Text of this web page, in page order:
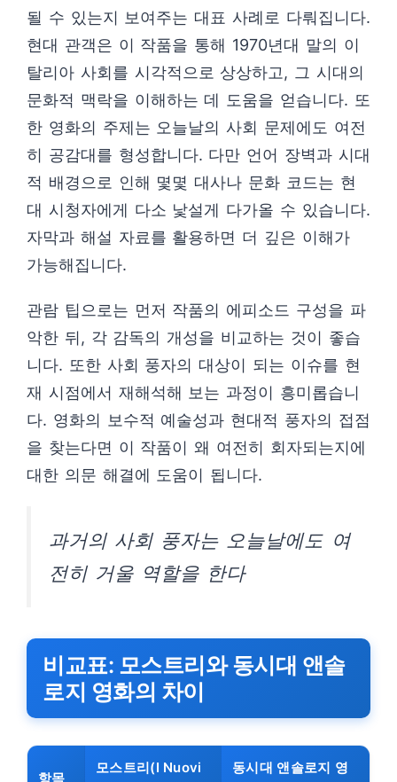
될 수 있는지 보여주는 대표 사례로 다뤄집니다.
현대 관객은 이 작품을 통해 1970년대 말의 이
탈리아 사회를 시각적으로 상상하고, 그 시대의
문화적 맥락을 이해하는 데 도움을 얻습니다. 또
한 영화의 주제는 오늘날의 사회 문제에도 여전
히 공감대를 형성합니다. 다만 언어 장벽과 시대
적 배경으로 인해 몇몇 대사나 문화 코드는 현
대 시청자에게 다소 낯설게 다가올 수 있습니다.
자막과 해설 자료를 활용하면 더 깊은 이해가
가능해집니다.
관람 팁으로는 먼저 작품의 에피소드 구성을 파
악한 뒤, 각 감독의 개성을 비교하는 것이 좋습
니다. 또한 사회 풍자의 대상이 되는 이슈를 현
재 시점에서 재해석해 보는 과정이 흥미롭습니
다. 영화의 보수적 예술성과 현대적 풍자의 접점
을 찾는다면 이 작품이 왜 여전히 회자되는지에
대한 의문 해결에 도움이 됩니다.
과거의 사회 풍자는 오늘날에도 여
전히 거울 역할을 한다
비교표: 모스트리와 동시대 앤솔
로지 영화의 차이
항목
모스트리(I Nuovi
동시대 앤솔로지 영